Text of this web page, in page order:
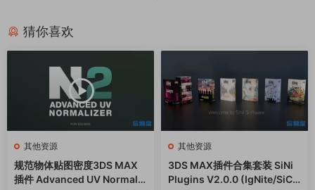
猜你喜欢
其他资源
规范物体贴图密度3DS MAX
插件 Advanced UV Normaliz
其他资源
3DS MAX插件合集套装 SiNi
Plugins V2.0.0 (IgNite/SiCl